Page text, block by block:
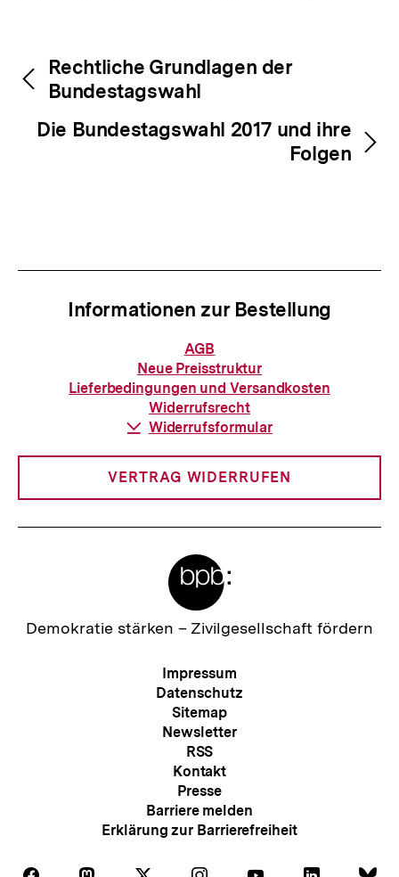
Inhaltsnavigation
Inhaltsnavigation
Rechtliche Grundlagen der
Bundestagswahl
Die Bundestagswahl 2017 und ihre
Folgen
Informationen zur Bestellung
Informationen
zur
Bestellung
AGB
Neue Preisstruktur
Lieferbedingungen und Versandkosten
Widerrufsrecht
Download-
Widerrufsformular
VERTRAG WIDERRUFEN
Zur
Demokratie stärken – Zivilgesellschaft fördern
Meta-
Navigation
Impressum
Datenschutz
Sitemap
Newsletter
RSS
Kontakt
Presse
Barriere melden
Erklärung zur Barrierefreiheit